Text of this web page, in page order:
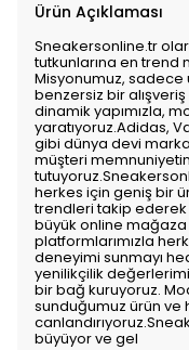
Ürün Açıklaması
Sneakersonline.tr
tutkunlarına en trend
Misyonumuz,
benzersiz bir
dinamik yapımızla,
yaratıyoruz.Adidas,
gibi dünya devi
müşteri
herkes için geniş bir
trendleri takip ederek
büyük online mağaza
platformlarımızla
deneyimi sunmayı
yenilikçilik
bir bağ kuruyoruz.
sunduğumuz ürün ve
büyüyor ve gel